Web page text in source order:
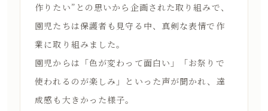
作りたい”との思いから企画された取り組みで、
園児たちは保護者も見守る中、真剣な表情で作
業に取り組みました。
園児からは「色が変わって面白い」「お祭りで
使われるのが楽しみ」といった声が聞かれ、達
成感も大きかった様子。